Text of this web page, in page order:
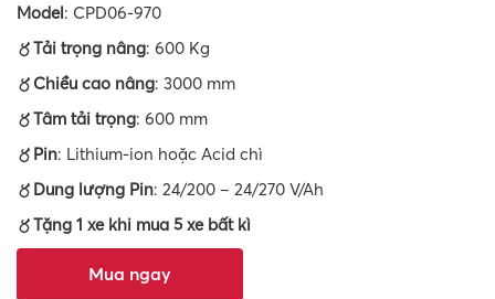
Model: CPD06-970
〥Tải trọng nâng: 600 Kg
〥Chiều cao nâng: 3000 mm
〥Tâm tải trọng: 600 mm
〥Pin: Lithium-ion hoặc Acid chì
〥Dung lượng Pin: 24/200 – 24/270 V/Ah
〥Tặng 1 xe khi mua 5 xe bất kì
Mua ngay